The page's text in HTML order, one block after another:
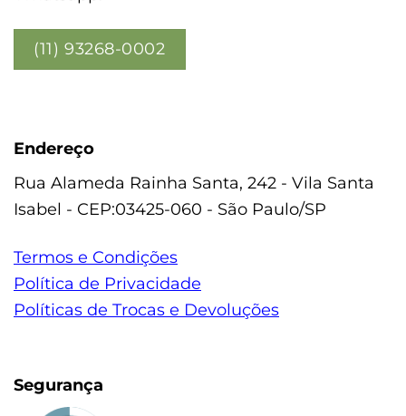
(11) 93268-0002
Endereço
Rua Alameda Rainha Santa, 242 - Vila Santa
Isabel - CEP:03425-060 - São Paulo/SP
Termos e Condições
Política de Privacidade
Políticas de Trocas e Devoluções
Segurança